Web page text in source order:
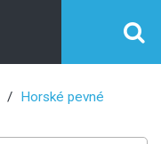
Horské pevné